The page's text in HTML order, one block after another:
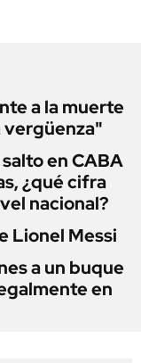
a la muerte
vergüenza"
en CABA
¿qué cifra
nacional?
Lionel Messi
a un buque
en